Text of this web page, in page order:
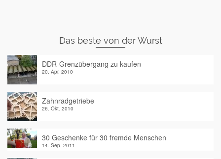
Das beste von der Wurst
DDR-Grenzübergang zu kaufen
20. Apr. 2010
Zahnradgetriebe
26. Okt. 2010
30 Geschenke für 30 fremde Menschen
14. Sep. 2011